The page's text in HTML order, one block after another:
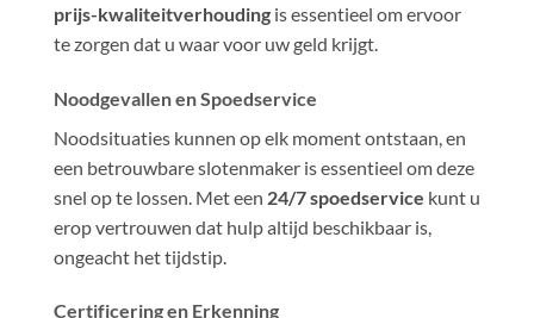
prijs-kwaliteitverhouding is essentieel om ervoor
te zorgen dat u waar voor uw geld krijgt.
Noodgevallen en Spoedservice
Noodsituaties kunnen op elk moment ontstaan, en
een betrouwbare slotenmaker is essentieel om deze
snel op te lossen. Met een 24/7 spoedservice kunt u
erop vertrouwen dat hulp altijd beschikbaar is,
ongeacht het tijdstip.
Certificering en Erkenning